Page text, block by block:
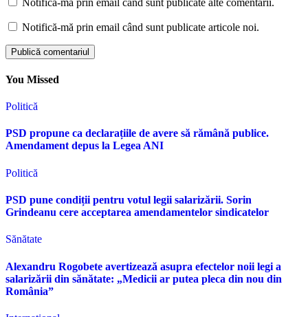
Notifică-mă prin email când sunt publicate articole noi.
You Missed
Politică
PSD propune ca declarațiile de avere să rămână publice.
Amendament depus la Legea ANI
Politică
PSD pune condiții pentru votul legii salarizării. Sorin
Grindeanu cere acceptarea amendamentelor sindicatelor
Sănătate
Alexandru Rogobete avertizează asupra efectelor noii legi a
salarizării din sănătate: „Medicii ar putea pleca din nou din
România”